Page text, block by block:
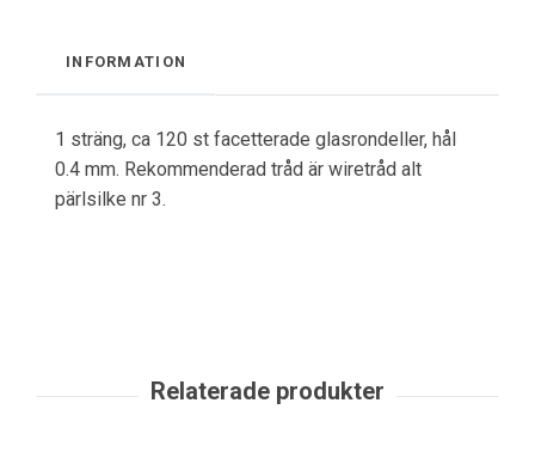
INFORMATION
1 sträng, ca 120 st facetterade glasrondeller, hål
0.4 mm. Rekommenderad tråd är wiretråd alt
pärlsilke nr 3.